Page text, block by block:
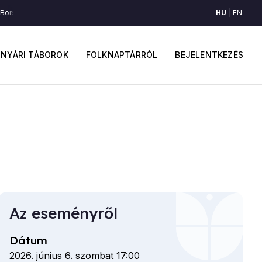
fiók
menüje
BEJELENTKEZÉS
NYÁRI TÁBOROK FOLKNAPTÁRRÓL
vittem HU EN
Az eseményről
Dátum
2026. június 6. szombat 17:00